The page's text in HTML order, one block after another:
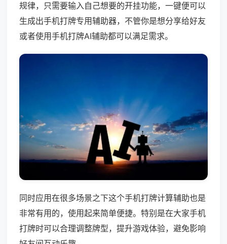
规律，只需要输入自己想要的开挂功能，一键便可以
生成出手机打牌专用辅助器，不管你是想分享给好友
或者使用手机打牌AI辅助都可以满足需求。
同时应用在很多场景之下这个手机打牌计算辅助也是
非常有用的，使用起来简单便捷。特别是在大家手机
打牌时可以合理调整牌型，提升游戏体验，避免影响